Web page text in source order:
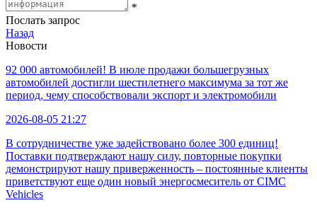
*
Послать запрос
Назад
Новости
92 000 автомобилей! В июле продажи большегрузных
автомобилей достигли шестилетнего максимума за тот же
период, чему способствовали экспорт и электромобили
2026-08-05 21:27
В сотрудничестве уже задействовано более 300 единиц!
Поставки подтверждают нашу силу, повторные покупки
демонстрируют нашу приверженность – постоянные клиенты
приветствуют еще один новый энергосмеситель от CIMC
Vehicles